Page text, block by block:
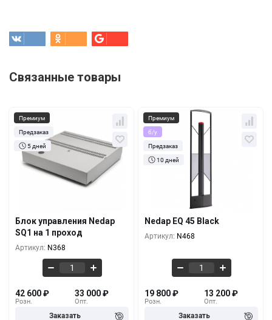
Связанные товары
Премиум
Предзаказ
5 дней
Блок управления Nedap
SQ1 на 1 проход
Артикул: N368
Розн.
42 600₽
Опт.
33 000 ₽
Кол-во За 1 шт.
5+ 39 000
Премиум
б/у
Предзаказ
10 дней
Nedap EQ 45 Black
Артикул: N468
Розн.
19 800₽
Опт.
13 200 ₽
5+
10+